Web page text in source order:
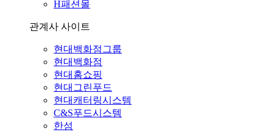
H패션몰
관계사 사이트
현대백화점그룹
현대백화점
현대홈쇼핑
현대그린푸드
현대캐터링시스템
C&S푸드시스템
한섬